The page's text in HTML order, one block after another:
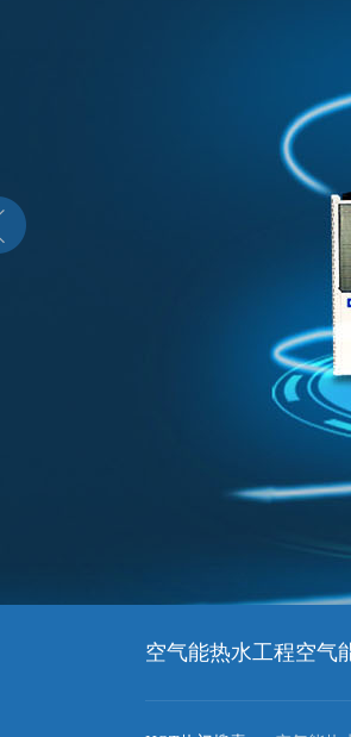
空气能热水工程空气